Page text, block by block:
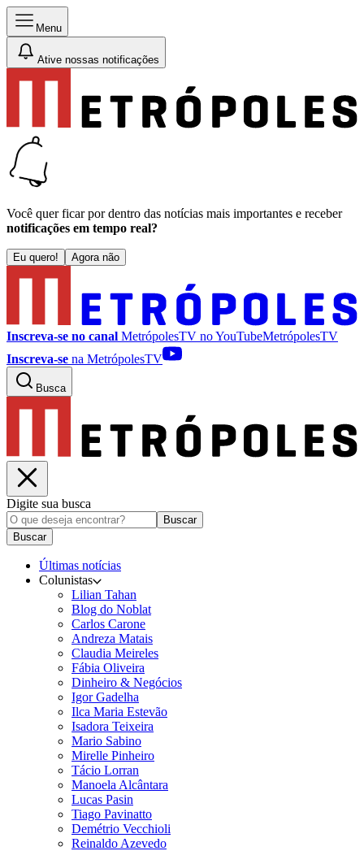
Menu
Ative nossas notificações
Você quer ficar por dentro das notícias mais importantes e receber
notificações em tempo real?
Eu quero! Agora não
Inscreva-se no canal MetrópolesTV noYouTubeMetrópolesTV
Inscreva-se na MetrópolesTV
Busca
Digite sua busca
Buscar
Buscar
Últimas notícias
Colunistas
Lilian Tahan
Blog do Noblat
Carlos Carone
Andreza Matais
Claudia Meireles
Fábia Oliveira
Dinheiro & Negócios
Igor Gadelha
Ilca Maria Estevão
Isadora Teixeira
Mario Sabino
Mirelle Pinheiro
Tácio Lorran
Manoela Alcântara
Lucas Pasin
Tiago Pavinatto
Demétrio Vecchioli
Reinaldo Azevedo